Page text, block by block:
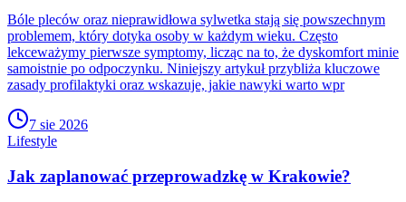
Bóle pleców oraz nieprawidłowa sylwetka stają się powszechnym
problemem, który dotyka osoby w każdym wieku. Często
lekceważymy pierwsze symptomy, licząc na to, że dyskomfort minie
samoistnie po odpoczynku. Niniejszy artykuł przybliża kluczowe
zasady profilaktyki oraz wskazuje, jakie nawyki warto wpr
7 sie 2026
Lifestyle
Jak zaplanować przeprowadzkę w Krakowie?